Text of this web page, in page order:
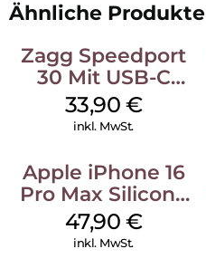
Ähnliche Produkte
Zagg Speedport
30 Mit USB-C
Kabel Weiß
33,90 €
inkl. MwSt.
Apple iPhone 16
Pro Max Silicone
Case MagSafe
Black
47,90 €
inkl. MwSt.